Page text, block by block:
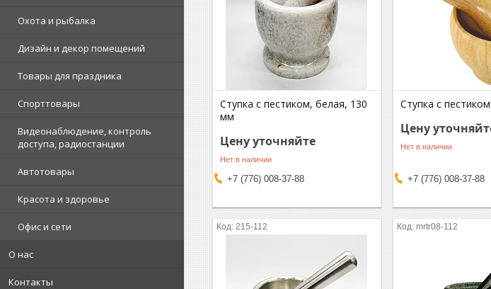
Охота и рыбалка
Дизайн и декор помещений
Товары для праздника
Спорттовары
Видеонаблюдение, контроль
доступа, радиостанции
Автотовары
Красота и здоровье
Офис и сети
О нас
Контакты
Ступка с пестиком, белая, 130
мм
Цену уточняйте
Нет в наличии
+7 (776) 008-37-88
Ступка с
Цену
Нет в наличии
+7 (776) 008-37-88
215-112 mrtr08-112